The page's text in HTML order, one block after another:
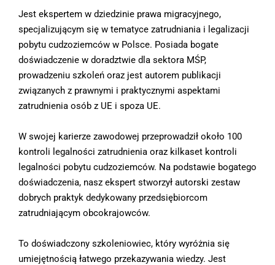
Jest ekspertem w dziedzinie prawa migracyjnego,
specjalizującym się w tematyce zatrudniania i legalizacji
pobytu cudzoziemców w Polsce. Posiada bogate
doświadczenie w doradztwie dla sektora MŚP,
prowadzeniu szkoleń oraz jest autorem publikacji
związanych z prawnymi i praktycznymi aspektami
zatrudnienia osób z UE i spoza UE.
W swojej karierze zawodowej przeprowadził około 100
kontroli legalności zatrudnienia oraz kilkaset kontroli
legalności pobytu cudzoziemców. Na podstawie bogatego
doświadczenia, nasz ekspert stworzył autorski zestaw
dobrych praktyk dedykowany przedsiębiorcom
zatrudniającym obcokrajowców.
To doświadczony szkoleniowiec, który wyróżnia się
umiejętnością łatwego przekazywania wiedzy. Jest